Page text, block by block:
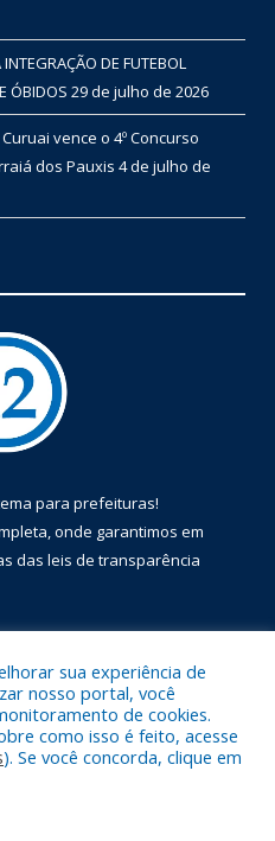
DE FUTEBOL
ÓBIDOS 29 de julho de 2026
vence o 4º Concurso
dos Pauxis 4 de julho de
para prefeituras!
onde garantimos em
das leis de transparência
Municipal de Óbidos.
sua experiência de
nosso portal, você
de cookies.
como isso é feito, acesse
). Se você concorda, clique em